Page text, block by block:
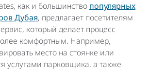
как и большинство популярных
Дубая, предлагает посетителям
который делает процесс
комфортным. Например,
место на стоянке или
услугами парковщика, а также